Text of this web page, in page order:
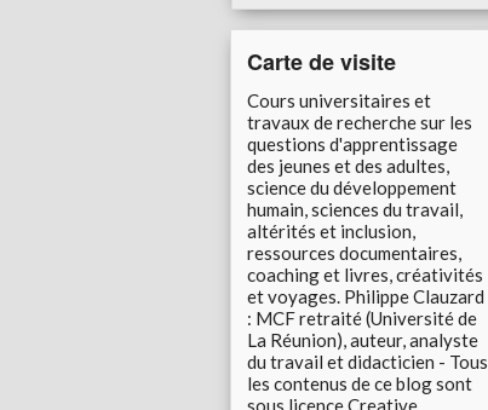
Carte de visite
Cours universitaires et
travaux de recherche sur les
questions d'apprentissage
des jeunes et des adultes,
science du développement
humain, sciences du travail,
altérités et inclusion,
ressources documentaires,
coaching et livres, créativités
et voyages. Philippe Clauzard
: MCF retraité (Université de
La Réunion), auteur, analyste
du travail et didacticien - Tous
les contenus de ce blog sont
sous licence Creative